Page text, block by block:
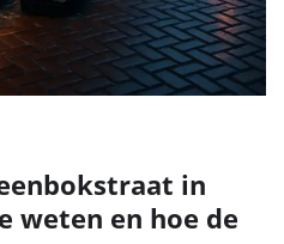
in
weten en hoe de